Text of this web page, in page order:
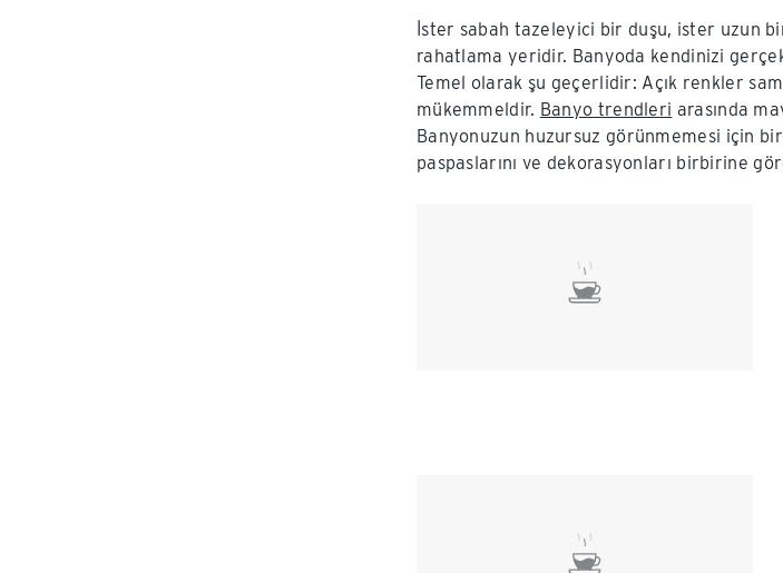
İster sabah tazeleyici bir duşu, ister uzun
rahatlama yeridir. Banyoda kendinizi
Temel olarak şu geçerlidir: Açık renkler
mükemmeldir. Banyo trendleri arasında
Banyonuzun huzursuz görünmemesi için
paspaslarını ve dekorasyonları birbirine